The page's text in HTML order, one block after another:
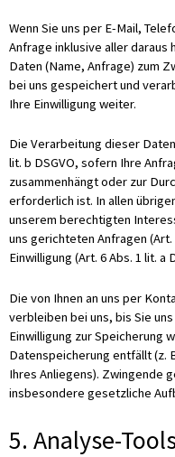
Wenn Sie uns per E-Mail,
Anfrage inklusive aller
Daten (Name, Anfrage) zum
bei uns gespeichert und
Ihre Einwilligung weiter.
Die Verarbeitung dieser
lit. b DSGVO, sofern Ihre
zusammenhängt oder zur
erforderlich ist. In allen
unserem berechtigten
uns gerichteten Anfragen (Art.
Einwilligung (Art. 6 Abs. 1 lit.
Die von Ihnen an uns per
verbleiben bei uns, bis Sie
Einwilligung zur Speicherung
Datenspeicherung entfällt (z.
Ihres Anliegens). Zwingende
insbesondere gesetzliche
5. Analyse-